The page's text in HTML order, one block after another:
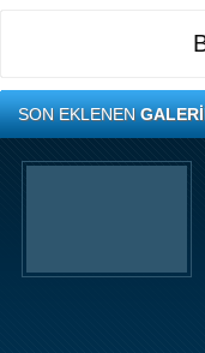
SON EKLENEN